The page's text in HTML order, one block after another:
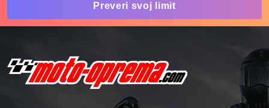
Preveri svoj limit